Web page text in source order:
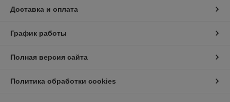
Доставка и оплата
График работы
Полная версия сайта
Политика обработки cookies